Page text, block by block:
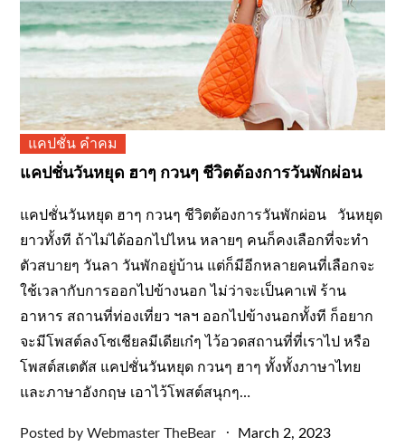
แคปชั่น คำคม
แคปชั่นวันหยุด ฮาๆ กวนๆ ชีวิตต้องการวันพักผ่อน
แคปชั่นวันหยุด ฮาๆ กวนๆ ชีวิตต้องการวันพักผ่อน วันหยุด
ยาวทั้งที ถ้าไม่ได้ออกไปไหน หลายๆ คนก็คงเลือกที่จะทำ
ตัวสบายๆ วันลา วันพักอยู่บ้าน แต่ก็มีอีกหลายคนที่เลือกจะ
ใช้เวลากับการออกไปข้างนอก ไม่ว่าจะเป็นคาเฟ่ ร้าน
อาหาร สถานที่ท่องเที่ยว ฯลฯ ออกไปข้างนอกทั้งที ก็อยาก
จะมีโพสต์ลงโซเชียลมีเดียเก๋ๆ ไว้อวดสถานที่ที่เราไป หรือ
โพสต์สเตตัส แคปชั่นวันหยุด กวนๆ ฮาๆ ทั้งทั้งภาษาไทย
และภาษาอังกฤษ เอาไว้โพสต์สนุกๆ…
Posted byWebmaster TheBear
Posted
March 2, 2023